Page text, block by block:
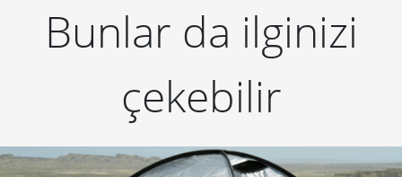
Bunlar da ilginizi
çekebilir